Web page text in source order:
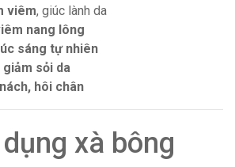
viêm, giúc lành da
nang lông
sáng tự nhiên
giảm sỏi da
hôi chân
xà bông